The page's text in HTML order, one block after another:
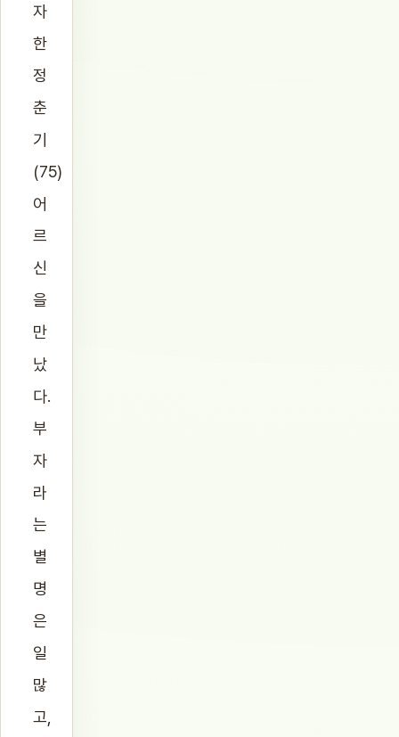
자
한
정
춘
기
(75)
어
르
신
을
만
났
다.
부
자
라
는
별
명
은
일
많
고,